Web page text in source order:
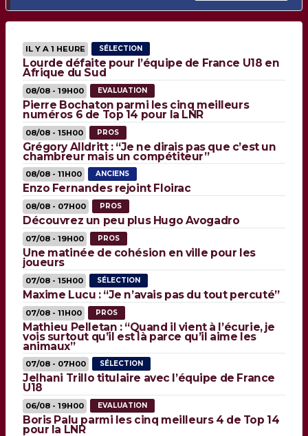
IL Y A 1 HEURE SÉLECTION
Lourde défaite pour l’équipe de France U18 en
Afrique du Sud
08/08 - 19H00 EVALUATION
Pierre Bochaton parmi les cinq meilleurs
numéros 6 de Top 14 pour la LNR
08/08 - 15H00 PROS
Grégory Alldritt : “Je ne dirais pas que c’est un
chambreur mais un compétiteur”
08/08 - 11H00 ANCIENS
Enzo Fernandes rejoint Floirac
08/08 - 07H00 PROS
Découvrez un peu plus Hugo Avogadro
07/08 - 19H00 PROS
Une matinée de cohésion en ville pour les
joueurs
07/08 - 15H00 SÉLECTION
Maxime Lucu : “Je n’avais pas du tout percuté”
07/08 - 11H00 PROS
Mathieu Pelletan : “Quand il vient à l’écurie, je
vois surtout qu’il est là parce qu’il aime les
animaux”
07/08 - 07H00 SÉLECTION
Jelhani Trillo titulaire avec l’équipe de France
U18
06/08 - 19H00 EVALUATION
Boris Palu parmi les cinq meilleurs 4 de Top 14
pour la LNR